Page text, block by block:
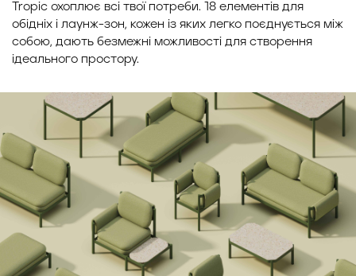
Tropic охоплює всі твої потреби. 18 елементів для
обідніх і лаунж-зон, кожен із яких легко поєднується між
собою, дають безмежні можливості для створення
ідеального простору.